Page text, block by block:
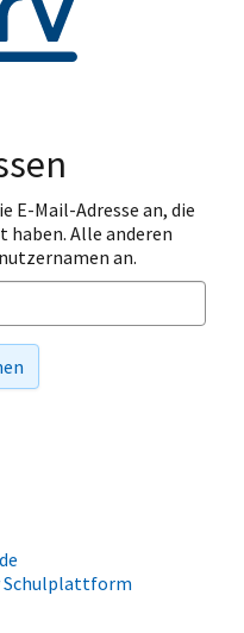
E-Mail-Adresse an, die
haben. Alle anderen
an.
Schulplattform